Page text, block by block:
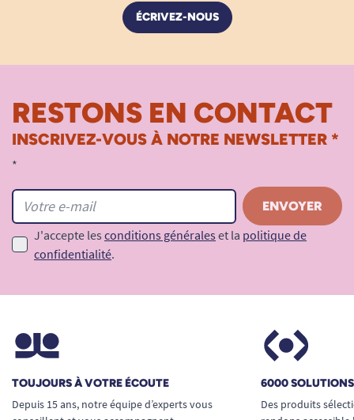
ÉCRIVEZ-NOUS
RESTONS EN CONTACT
INSCRIVEZ-VOUS À NOTRE NEWSLETTER *
*
J'accepte les conditions générales et la politique de
confidentialité.
TOUJOURS À VOTRE ÉCOUTE
Depuis 15 ans, notre équipe d’experts vous
6000
Des produits